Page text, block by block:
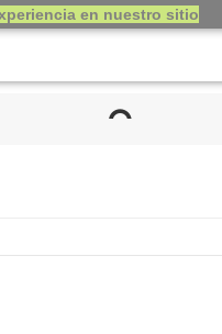
en nuestro sitio